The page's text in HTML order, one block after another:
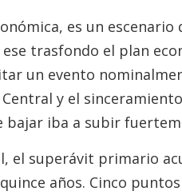
es un
trasfondo el plan
un evento
y el
iba a subir
el superávit primario
años. Cinco